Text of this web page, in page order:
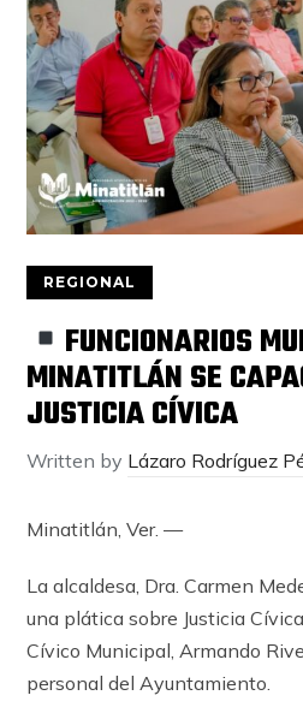
REGIONAL
FUNCIONARIOS
MINATITLÁN SE
JUSTICIA CÍVICA
Written by Lázaro Rodríguez
Minatitlán, Ver. —
La alcaldesa, Dra. Carmen
una plática sobre Justicia
Cívico Municipal, Armando
personal del Ayuntamiento.